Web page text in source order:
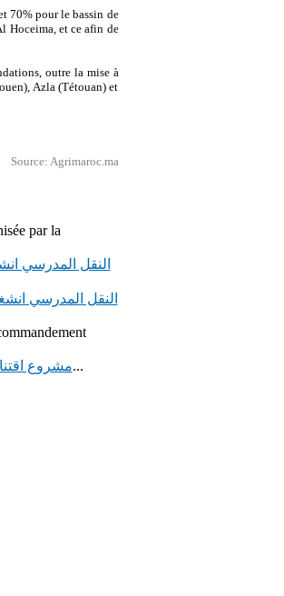
70% pour le bassin de
Hoceima, et ce afin de
outre la mise à
Azla (Tétouan) et
Source: Agrimaroc.ma
par la
النقل المدرسي
النقل المدرسي
مشروع اقتناء 19 حافلة للنقل المدرسي لفائدة الجماعات القرويةقامت وكالة إنعاش وتنمية الشمال، يوم الثلاثاء 28...